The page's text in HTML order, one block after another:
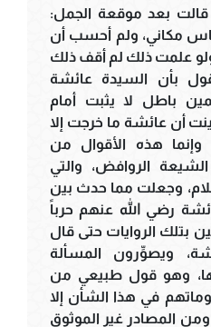
قالت بعد موقعة الجمل:
مكاني، ولم أحسب أن
علمت ذلك لم أقف ذلك
بأن السيدة عائشة
باطل لا يثبت أمام
أن عائشة ما خرجت إلا
وإنما هذه الأقوال من
الروافض، والتي
وجعلت مما حدث بين
رضي الله عنهم حرباً
بتلك الروايات حتى قال
ويصوِّرون المسألة
وهو قول طبيعي من
في هذا الشأن إلا
المصادر غير الموثوق